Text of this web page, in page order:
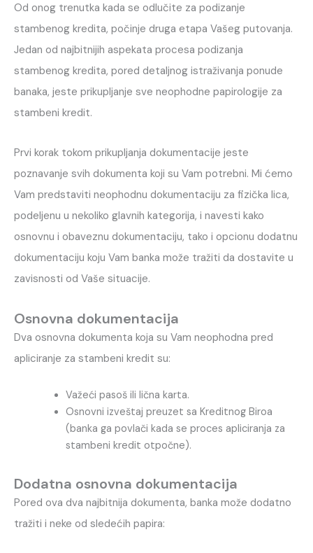
Od onog trenutka kada se odlučite za podizanje
stambenog kredita, počinje druga etapa Vašeg putovanja.
Jedan od najbitnijih aspekata procesa podizanja
stambenog kredita, pored detaljnog istraživanja ponude
banaka, jeste prikupljanje sve neophodne papirologije za
stambeni kredit.
Prvi korak tokom prikupljanja dokumentacije jeste
poznavanje svih dokumenta koji su Vam potrebni. Mi ćemo
Vam predstaviti neophodnu dokumentaciju za fizička lica,
podeljenu u nekoliko glavnih kategorija, i navesti kako
osnovnu i obaveznu dokumentaciju, tako i opcionu dodatnu
dokumentaciju koju Vam banka može tražiti da dostavite u
zavisnosti od Vaše situacije.
Osnovna dokumentacija
Dva osnovna dokumenta koja su Vam neophodna pred
apliciranje za stambeni kredit su:
Važeći pasoš ili lična karta.
Osnovni izveštaj preuzet sa Kreditnog Biroa
(banka ga povlači kada se proces apliciranja za
stambeni kredit otpočne).
Dodatna osnovna dokumentacija
Pored ova dva najbitnija dokumenta, banka može dodatno
tražiti i neke od sledećih papira: